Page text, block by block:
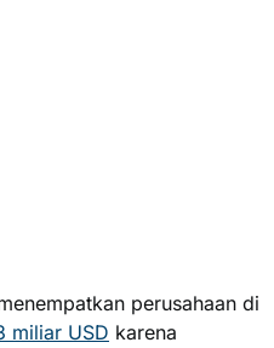
perusahaan di
miliar USD karena